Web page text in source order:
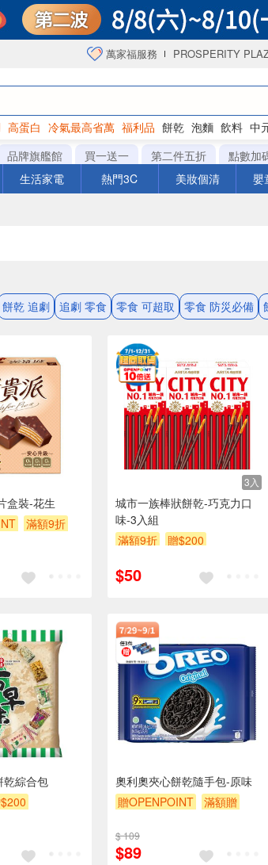
萬家福服務 PROSPERITY
高蛋白 冷氣最高省萬 福利品 餅乾 泡麵 飲料 中
品牌旗艦館 買一送一 第二件五折 點數加
生活家電 熱門3C 美妝個清 嬰
餅乾 追劇 追劇 零食 零食 可超取 零食 防災必備
盒裝-花生
滿額9折
3入
城市一族棒狀餅乾-巧克力口
味-3入組
滿額9折
贈$200
$50
乾綜合包
奧利奧夾心餅乾隨手包-原味
贈OPENPOINT
滿額贈
$ 109
$89